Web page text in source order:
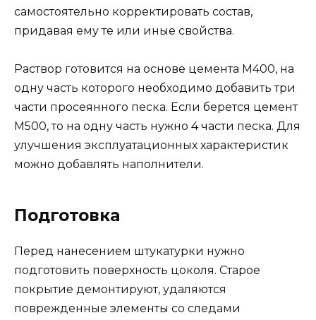
самостоятельно корректировать состав,
придавая ему те или иные свойства.
Раствор готовится на основе цемента М400, на
одну часть которого необходимо добавить три
части просеянного песка. Если берется цемент
М500, то на одну часть нужно 4 части песка. Для
улучшения эксплуатационных характеристик
можно добавлять наполнители.
Подготовка
Перед нанесением штукатурки нужно
подготовить поверхность цоколя. Старое
покрытие демонтируют, удаляются
поврежденные элементы со следами